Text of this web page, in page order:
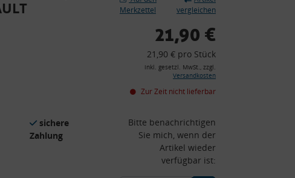
sichere
Zahlung
Merkzettel
vergleichen
21,90 €
21,90 € pro Stück
inkl. gesetzl. MwSt., zzgl.
Versandkosten
Zur Zeit nicht lieferbar
Bitte benachrichtigen
Sie mich, wenn der
Artikel wieder
verfügbar ist: